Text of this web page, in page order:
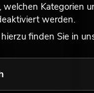
Kategorien
werden.
finden Sie in